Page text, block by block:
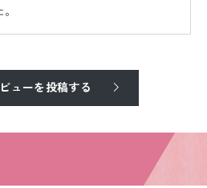
ューを投稿する